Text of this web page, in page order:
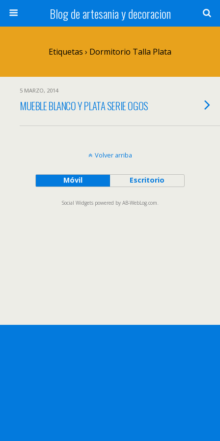
Blog de artesania y decoracion
Etiquetas › Dormitorio Talla Plata
5 MARZO, 2014
MUEBLE BLANCO Y PLATA SERIE OGOS
Volver arriba
Móvil Escritorio
Social Widgets powered by AB-WebLog.com.